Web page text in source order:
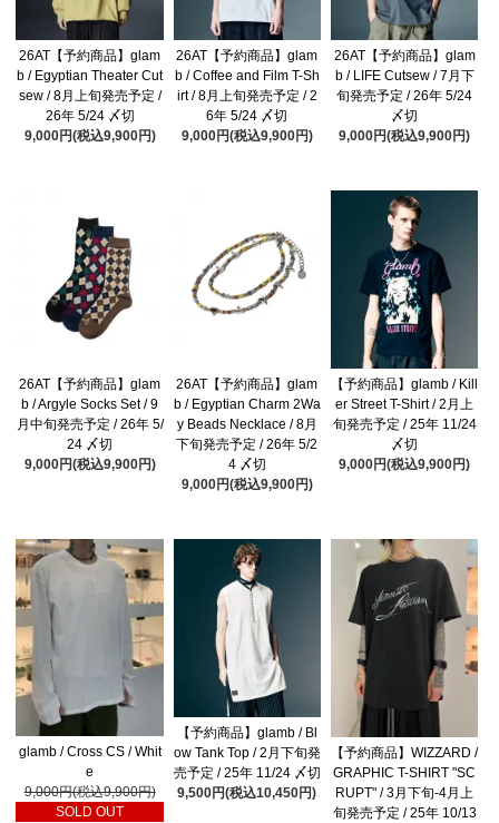
26AT【予約商品】glam
b / Egyptian Theater Cut
sew / 8月上旬発売予定 /
26年 5/24 〆切
9,000円(税込9,900円)
26AT【予約商品】glam
b / Coffee and Film T-Sh
irt / 8月上旬発売予定 / 2
6年 5/24 〆切
9,000円(税込9,900円)
26AT【予約商品】glam
b / LIFE Cutsew / 7月下
旬発売予定 / 26年 5/24
〆切
9,000円(税込9,900円)
26AT【予約商品】glam
b / Argyle Socks Set / 9
月中旬発売予定 / 26年 5/
24 〆切
9,000円(税込9,900円)
26AT【予約商品】glam
b / Egyptian Charm 2Wa
y Beads Necklace / 8月
下旬発売予定 / 26年 5/2
4 〆切
9,000円(税込9,900円)
【予約商品】glamb / Kill
er Street T-Shirt / 2月上
旬発売予定 / 25年 11/24
〆切
9,000円(税込9,900円)
glamb / Cross CS / Whit
e
9,000円(税込9,900円)
SOLD OUT
【予約商品】glamb / Bl
ow Tank Top / 2月下旬発
売予定 / 25年 11/24 〆切
9,500円(税込10,450円)
【予約商品】WIZZARD /
GRAPHIC T-SHIRT "SC
RUPT" / 3月下旬-4月上
旬発売予定 / 25年 10/13